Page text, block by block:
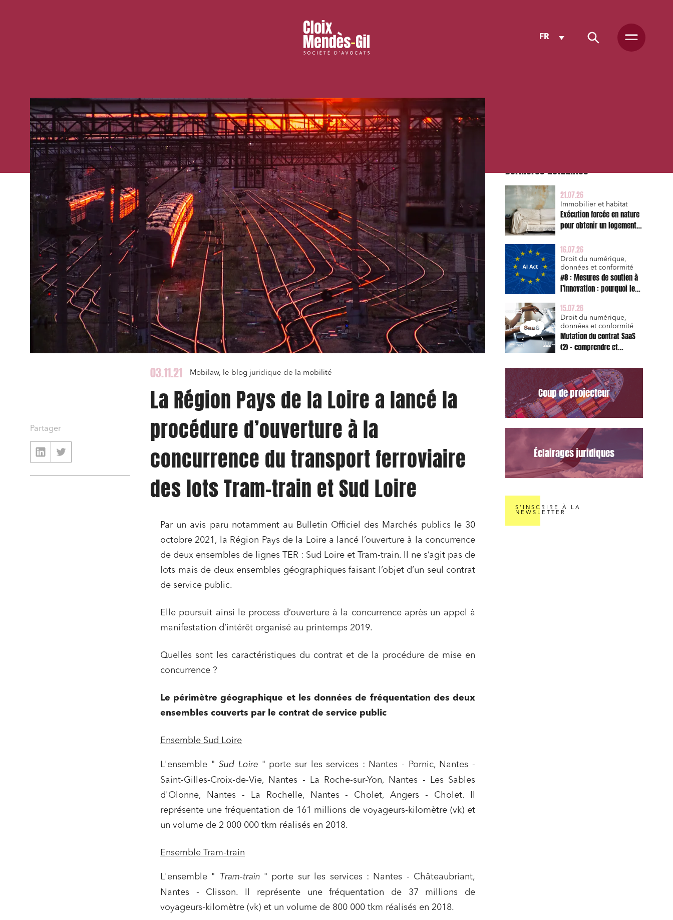
FR
03.11.21 Mobilaw, le blog juridique de la mobilité
La Région Pays de la Loire a lancé la
procédure d’ouverture à la
concurrence du transport ferroviaire
des lots Tram-train et Sud Loire
Par un avis paru notamment au Bulletin Officiel des Marchés publics le 30
octobre 2021, la Région Pays de la Loire a lancé l’ouverture à la concurrence
de deux ensembles de lignes TER : Sud Loire et Tram-train. Il ne s’agit pas de
lots mais de deux ensembles géographiques faisant l’objet d’un seul contrat
de service public.
Elle poursuit ainsi le process d’ouverture à la concurrence après un appel à
manifestation d’intérêt organisé au printemps 2019.
Quelles sont les caractéristiques du contrat et de la procédure de mise en
concurrence ?
Le périmètre géographique et les données de fréquentation des deux
ensembles couverts par le contrat de service public
Ensemble Sud Loire
L'ensemble " Sud Loire" porte sur les services : Nantes - Pornic, Nantes -
Saint-Gilles-Croix-de-Vie, Nantes - La Roche-sur-Yon, Nantes - Les Sables
d'Olonne, Nantes - La Rochelle, Nantes - Cholet, Angers - Cholet. Il
représente une fréquentation de 161 millions de voyageurs-kilomètre (vk) et
un volume de 2 000 000 tkm réalisés en 2018.
Ensemble Tram-train
L'ensemble " Tram-train" porte sur les services : Nantes - Châteaubriant,
Nantes - Clisson. Il représente une fréquentation de 37 millions de
voyageurs-kilomètre (vk) et un volume de 800 000 tkm réalisés en 2018.
Partager
Dernières actualités
21.07.26
Immobilier et habitat
Exécution forcée en nature
pour obtenir un logement
triennale de l’action en
réparation
16.07.26
Droit du numérique,
données et conformité
#8 : Mesures de soutien à
l’innovation : pourquoi le
est d’abord un sujet de
risque juridique
15.07.26
Droit du numérique,
données et conformité
Mutation du contrat SaaS
(2) – comprendre et
types de la Commission
pour le Data Act
Coup de projecteur
Éclairages juridiques
S'INSCRIRE À LA
NEWSLETTER